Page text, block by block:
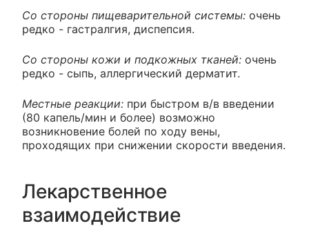
Со стороны пищеварительной системы: очень
редко - гастралгия, диспепсия.
Со стороны кожи и подкожных тканей: очень
редко - сыпь, аллергический дерматит.
Местные реакции: при быстром в/в введении
(80 капель/мин и более) возможно
возникновение болей по ходу вены,
проходящих при снижении скорости введения.
Лекарственное
взаимодействие